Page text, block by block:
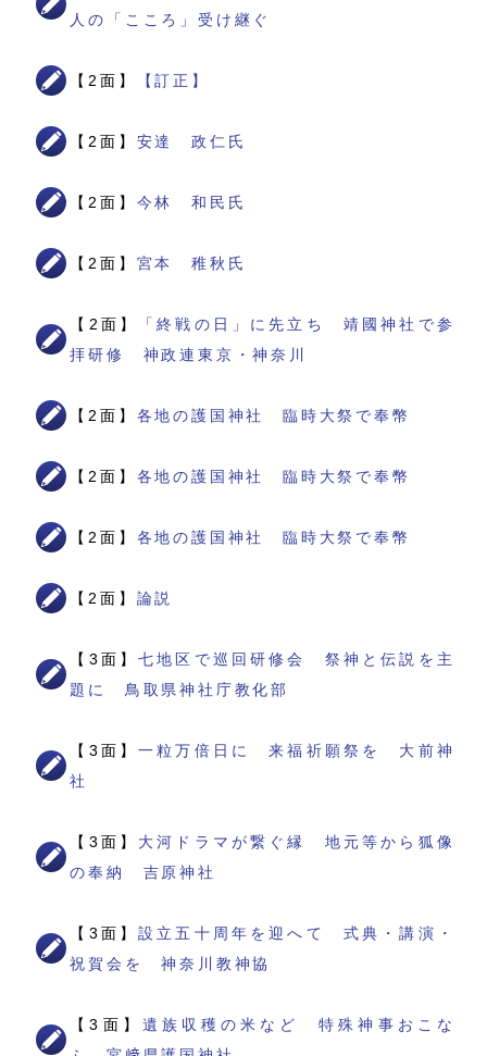
人の「こころ」受け継ぐ
【2面】 【訂正】
【2面】 安達 政仁氏
【2面】 今林 和民氏
【2面】 宮本 稚秋氏
【2面】
「終戦の日」に先立ち 靖國神社で参
拝研修 神政連東京・神奈川
【2面】 各地の護国神社 臨時大祭で奉幣
【2面】 各地の護国神社 臨時大祭で奉幣
【2面】 各地の護国神社 臨時大祭で奉幣
【2面】 論説
【3面】七地区で巡回研修会 祭神と伝説を主
題に 鳥取県神社庁教化部
【3面】一粒万倍日に 来福祈願祭を 大前神
社
【3面】 大河ドラマが繋ぐ縁 地元等から狐像
の奉納 吉原神社
【3面】設立五十周年を迎へて 式典・講演・
祝賀会を 神奈川教神協
【3面】 遺族収穫の米など 特殊神事おこな